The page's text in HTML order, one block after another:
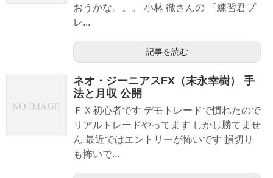
おうかな。。。 小林 徹さんの 「練習君プ
レ...
記事を読む
ネオ・ジーニアスFX（末永幸樹） 手
法と月収 公開
ＦＸ初心者です デモトレードで慣れたので
リアルトレードやってます しかし勝てませ
ん 最近ではエントリーが怖いです 損切り
も怖いで...